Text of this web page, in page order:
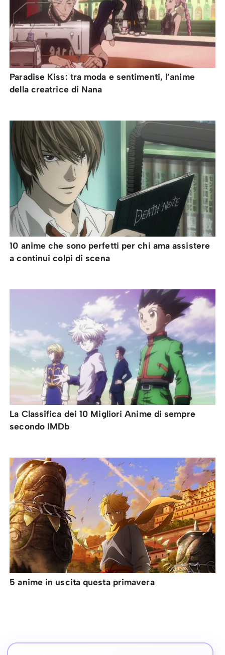
Paradise Kiss: tra moda e sentimenti, l’anime
della creatrice di Nana
10 anime che sono perfetti per chi ama assistere
a continui colpi di scena
La Classifica dei 10 Migliori Anime di sempre
secondo IMDb
5 anime in uscita questa primavera